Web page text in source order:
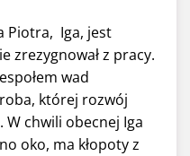
Piotra, Iga, jest
zrezygnował z pracy.
wad
której rozwój
W chwili obecnej Iga
oko, ma kłopoty z